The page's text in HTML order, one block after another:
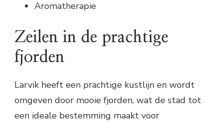
Aromatherapie
Zeilen in de prachtige
fjorden
Larvik heeft een prachtige kustlijn en wordt
omgeven door mooie fjorden, wat de stad tot
een ideale bestemming maakt voor